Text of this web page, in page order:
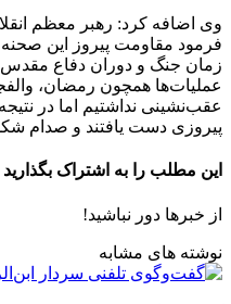
وی اضافه کرد: رهبر معظم
فرمود مقاومت پیروز این صحنه
زمان جنگ و دوران دفاع مقدس
عقب‌نشینی نداشتیم اما در
پیروزی دست یافتند و صدام
این مطلب را به اشتراک بگذارید
از خبرها دور نباشید!
نوشته های مشابه